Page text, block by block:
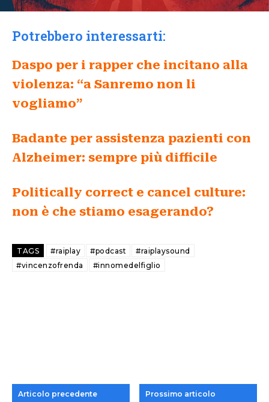
Potrebbero interessarti:
Daspo per i rapper che incitano alla
violenza: “a Sanremo non li
vogliamo”
Badante per assistenza pazienti con
Alzheimer: sempre più difficile
Politically correct e cancel culture:
non è che stiamo esagerando?
TAGS #raiplay #podcast
#raiplaysound
#vincenzofrenda
#innomedelfiglio
Articolo precedente Prossimo articolo